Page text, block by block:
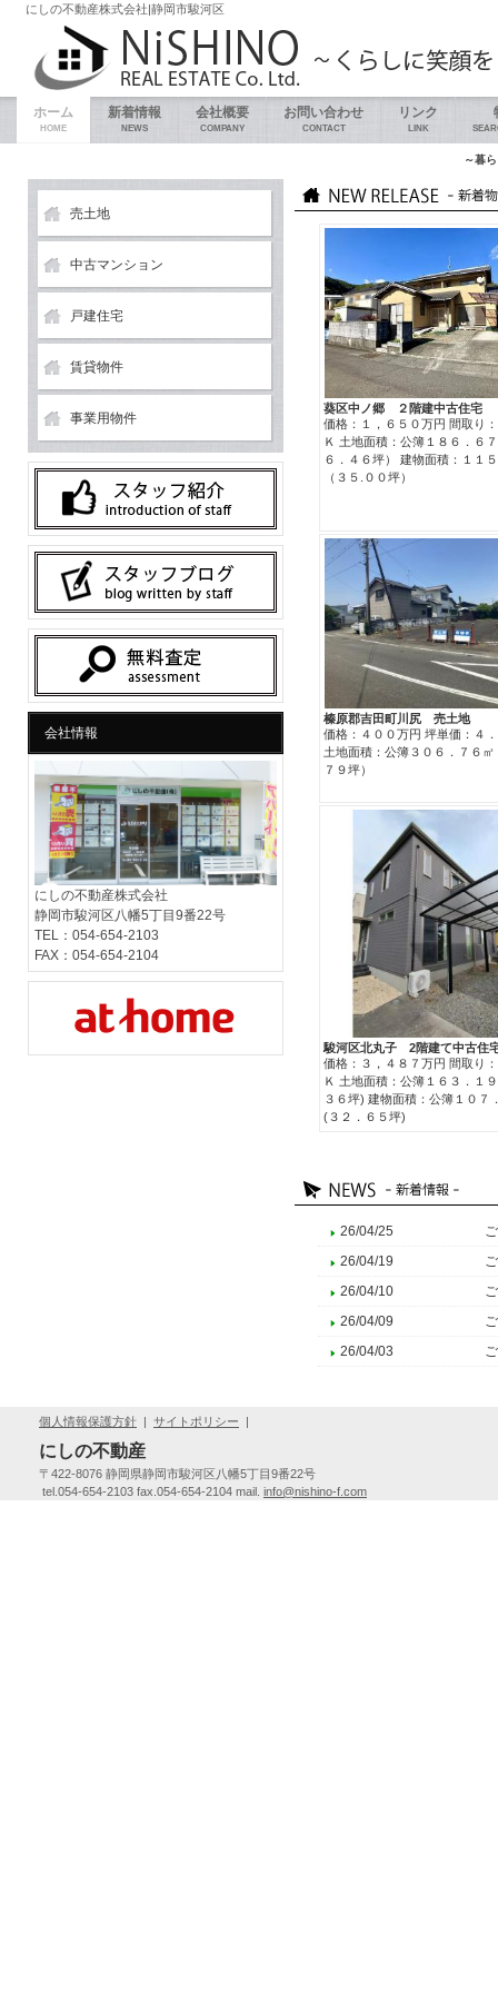
にしの不動産株式会社|静岡市駿河区
ホーム
HOME
新着情報
NEWS
会社概要
COMPANY
お問い合わせ
CONTACT
リンク
LINK
～暮らし
葵区中ノ郷 ２階建中古住宅
価格：１，６５０万円 間取り
Ｋ 土地面積：公簿１８６．６
６．４６坪） 建物面積：１１
（３５.００坪）
榛原郡吉田町川尻 売土地
価格：４００万円 坪単価：４
土地面積：公簿３０６．７６㎡
７９坪）
駿河区北丸子 2階建て中古住
価格：３，４８７万円 間取り
Ｋ 土地面積：公簿１６３．１
３６坪) 建物面積：公簿１０７
(３２．６５坪)
26/04/25
26/04/19
26/04/10
26/04/09
26/04/03
売土地
中古マンション
戸建住宅
賃貸物件
事業用物件
会社情報
にしの不動産株式会社
静岡市駿河区八幡5丁目9番22号
TEL：054-654-2103
FAX：054-654-2104
個人情報保護方針 | サイトポリシー |
にしの不動産
〒422-8076 静岡県静岡市駿河区八幡5丁目9番22号
tel.054-654-2103 fax.054-654-2104 mail. info@nishino-f.com